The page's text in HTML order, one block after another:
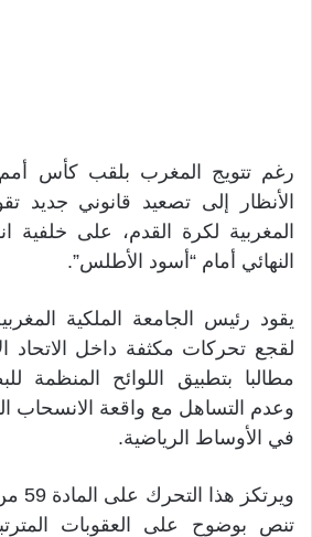
الأنظار إلى تصعيد قانوني جديد
المغربية لكرة القدم، على
النهائي أمام “أسود الأطلس”.
يقود رئيس الجامعة الملكية
لقجع تحركات مكثفة داخل الاتحاد
مطالبا بتطبيق اللوائح المنظمة
وعدم التساهل مع واقعة الانسحاب
في الأوساط الرياضية.
تنص بوضوح على العقوبات